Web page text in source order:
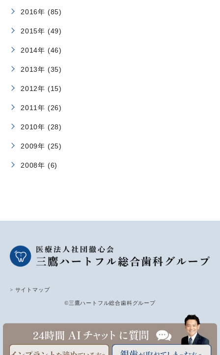
2016年 (85)
2015年 (49)
2014年 (46)
2013年 (35)
2012年 (15)
2011年 (26)
2010年 (28)
2009年 (25)
2008年 (6)
> サイトマップ
©三鷹ハートフル総合歯科グループ